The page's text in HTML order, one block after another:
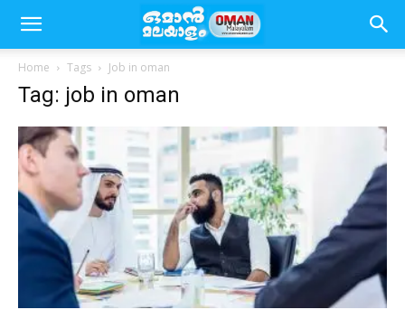
Home Tags Job in oman
Tag: job in oman